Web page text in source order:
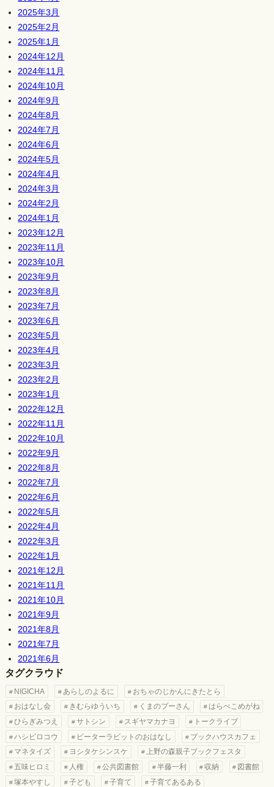
2025年3月
2025年2月
2025年1月
2024年12月
2024年11月
2024年10月
2024年9月
2024年8月
2024年7月
2024年6月
2024年5月
2024年4月
2024年3月
2024年2月
2024年1月
2023年12月
2023年11月
2023年10月
2023年9月
2023年8月
2023年7月
2023年6月
2023年5月
2023年4月
2023年3月
2023年2月
2023年1月
2022年12月
2022年11月
2022年10月
2022年9月
2022年8月
2022年7月
2022年6月
2022年5月
2022年4月
2022年3月
2022年1月
2021年12月
2021年11月
2021年10月
2021年9月
2021年8月
2021年7月
2021年6月
タグクラウド
NIGICHA あらしのよるに
おちゃのじかんにきたとら
おはなし会
きむらゆういち くまのプーさん
はらぺこめがね
ひらぎみつえ
サトシン スギヤマカナヨ
トークライブ
ハシビロコウ
ピーターラビットのおはなし
ブックハウスカフェ
マネタイズ
ヨシタケシンスケ
上野の森親子ブックフェスタ
五味ヒロミ
人権 公共図書館 半藤一利 収納
図書館
塚本やすし
子ども 子育て
子育てあるある